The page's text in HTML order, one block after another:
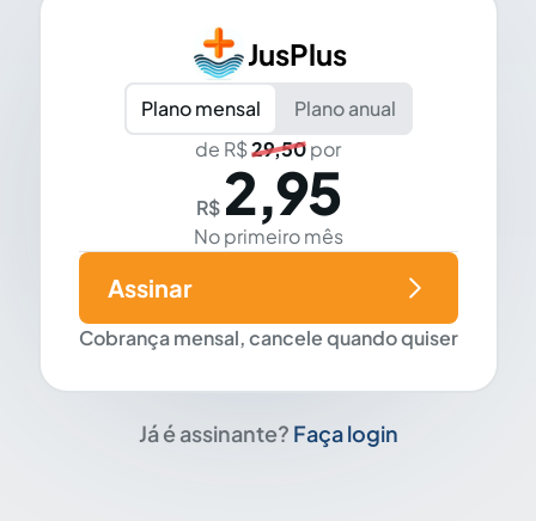
JusPlus
Plano mensal
Plano anual
de R$29,50por
R$ 2,95
No primeiro mês
Cobrança mensal, cancele quando quiser
Assinar
Já é assinante? Faça login